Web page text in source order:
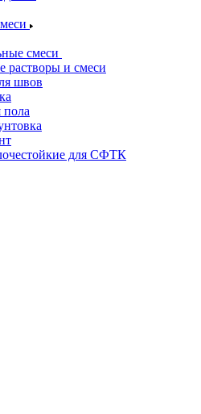
смеси
растворы и смеси
швов
пола
для СФТК